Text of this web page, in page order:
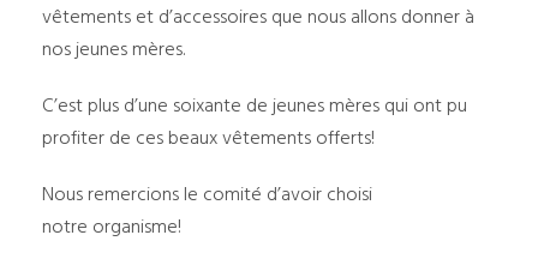
vêtements et d’accessoires que nous allons donner à
nos jeunes mères.
C’est plus d’une soixante de jeunes mères qui ont pu
profiter de ces beaux vêtements offerts!
Nous remercions le comité d’avoir choisi
notre organisme!